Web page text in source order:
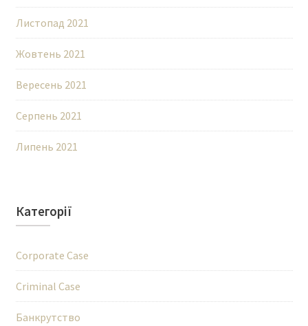
Листопад 2021
Жовтень 2021
Вересень 2021
Серпень 2021
Липень 2021
Категорії
Corporate Case
Criminal Case
Банкрутство